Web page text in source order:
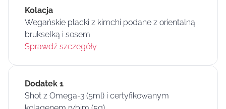
Kolacja
Wegańskie placki z kimchi podane z orientalną
brukselką i sosem
Sprawdź szczegóły
Dodatek 1
Shot z Omega-3 (5ml) i certyfikowanym